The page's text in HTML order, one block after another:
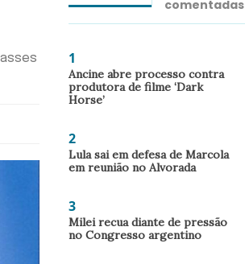
comentadas
1
Ancine abre processo contra
produtora de filme ‘Dark
Horse’
2
Lula sai em defesa de Marcola
em reunião no Alvorada
3
Milei recua diante de pressão
no Congresso argentino